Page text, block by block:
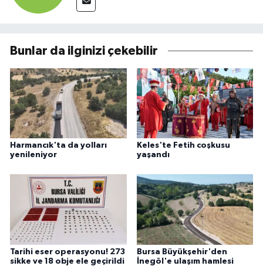
Bunlar da ilginizi çekebilir
Harmancık'ta da yolları
yenileniyor
Keles'te Fetih coşkusu
yaşandı
Tarihi eser operasyonu! 273
sikke ve 18 obje ele geçirildi
Bursa Büyükşehir'den
İnegöl'e ulaşım hamlesi